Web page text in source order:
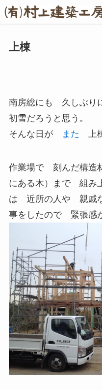
上棟
南房総にも 久しぶり
初雪だろうと思う。
そんな日が
また 上
作業場で 刻んだ構造
にある木）まで 組み
は 近所の人や 親戚
事をしたので 緊張感